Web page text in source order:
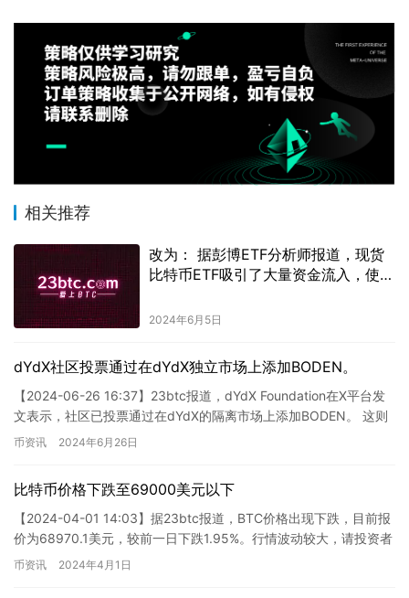
相关推荐
改为： 据彭博ETF分析师报道，现货
比特币ETF吸引了大量资金流入，使得
大基金之列。资金流向十分活跃，说
2024年6月5日
dYdX社区投票通过在dYdX独立市场上添加BODEN。
【2024-06-26 16:37】23btc报道，dYdX Foundation在X平台发
文表示，社区已投票通过在dYdX的隔离市场上添加BODEN。 这则
新闻涉及到加密货币交易…
币资讯 2024年6月26日
比特币价格下跌至69000美元以下
【2024-04-01 14:03】据23btc报道，BTC价格出现下跌，目前报
价为68970.1美元，较前一日下跌1.95%。行情波动较大，请投资者
做好风险控制。 这则新闻报道了…
币资讯 2024年4月1日